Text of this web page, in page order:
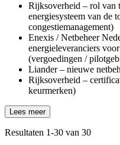
Rijksoverheid – rol van
energiesysteem van de
congestiemanagement)
Enexis / Netbeheer
energieleveranciers
(vergoedingen /
Liander – nieuwe
Rijksoverheid –
keurmerken)
Lees meer
Resultaten 1-30 van 30